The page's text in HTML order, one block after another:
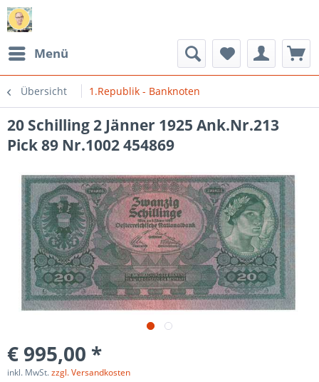
Menü
Übersicht 1.Republik - Banknoten
20 Schilling 2 Jänner 1925 Ank.Nr.213
Pick 89 Nr.1002 454869
€ 995,00 *
inkl. MwSt.zzgl. Versandkosten